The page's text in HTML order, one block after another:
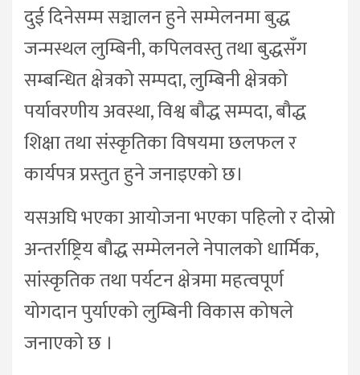
दुई दिनेसम्म सञ्चालन हुने सम्मेलनमा बुद्ध
जन्मस्थल लुम्बिनी, कपिलवस्तु तथा बुद्धसँग
सम्बन्धित क्षेत्रको सम्पदा, लुम्बिनी क्षेत्रको
पर्यावरणीय अवस्था, विश्व बौद्ध सम्पदा, बौद्ध
शिक्षा तथा संस्कृतिका विषयमा छलफल र
कार्यपत्र प्रस्तुत हुने जनाइएको छ।
यसअघि भएका आयोजना भएका पहिलो र दोस्रो
अन्तर्राष्ट्रिय बौद्ध सम्मेलनले नेपालको धार्मिक,
सांस्कृतिक तथा पर्यटन क्षेत्रमा महत्वपूर्ण
योगदान पुर्याएको लुम्बिनी विकास कोषले
जनाएको छ ।